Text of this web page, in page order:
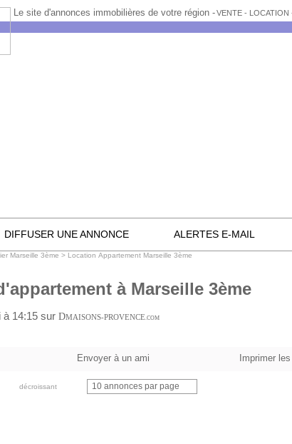
Le site d'annonces immobilières de votre région -VENTE - LOCATION
DIFFUSER UNE ANNONCE ALERTES E-MAIL
Marseille 3ème > Location Appartement Marseille 3ème
à Marseille 3ème
à 14:15 sur DMAISONS-PROVENCE.COM
Envoyer à un ami Imprimer
décroissant 10 annonces par page